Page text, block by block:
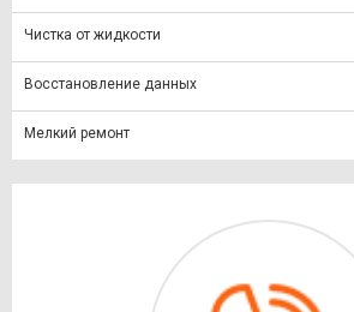
Чистка от жидкости
Восстановление данных
Мелкий ремонт